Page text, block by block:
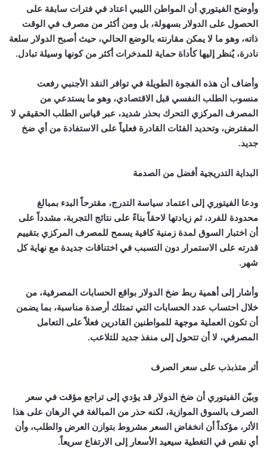
وأوضح الفيتوري أن المواطن الليبي اعتاد في فترات سابقة على
الحصول على الدولار بسهولة، بل ومن أكثر من مصرف في الوقت
ذاته، وهو ما لا يمكن مقارنته بالوضع الحالي، حيث أصبح الدولار سلعة
نادرة، يُنظر إليها كأداة حماية للمدخرات أكثر من كونها وسيلة تبادل.
وأضاف أن هذه الفجوة الطويلة في توافر النقد الأجنبي رفعت
منسوب الطلب النفسي قبل الاقتصادي، وهو ما يستدعي من
المصرف المركزي التحرك بحذر شديد، عبر قياس الطلب الحقيقي لا
المفترض، وتحديد الفئات القادرة فعلياً على الاستفادة من أي ضخ
جديد.
البداية التدريجية أفضل من الصدمة
ودعا الفيتوري إلى اعتماد سياسة التدرج، مقترحاً البدء بمبالغ
محدودة للفرد، ثم زيادتها لاحقاً بناءً على نتائج التجربة، مشدداً على
أن اختبار السوق لمدة زمنية كافية يسمح للمصرف المركزي بتقييم
قدرته على الاستمرار دون التسبب في اختناقات جديدة مع نهاية كل
شهر.
وأشار إلى أهمية ربط ضخ الدولار بواقع الحسابات المصرفية، من
خلال احتساب عدد الحسابات التي تمتلك أرصدة مناسبة، بما يضمن
أن تكون العملية موجهة للمواطنين القادرين فعلاً على التعامل
المصرفي، لا أن تتحول إلى منفذ جديد للتلاعب.
أثر متذبذب على سعر الصرف
وبيّن الفيتوري أن ضخ الدولار قد يؤدي إلى تراجع مؤقت في سعر
الصرف بالسوق الموازية، لكنه حذر من المبالغة في الرهان على هذا
الأثر، مؤكداً أن انخفاض السعر مشروط بتوازن العرض والطلب، وأن
أي نقص في التغطية سيعيد الأسعار إلى الارتفاع سريعاً.